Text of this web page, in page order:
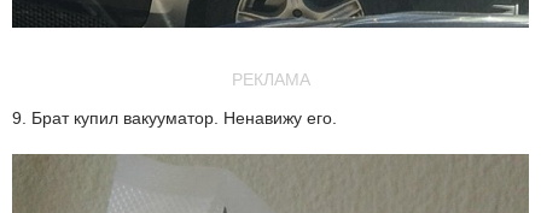
РЕКЛАМА
9. Брат купил вакууматор. Ненавижу его.